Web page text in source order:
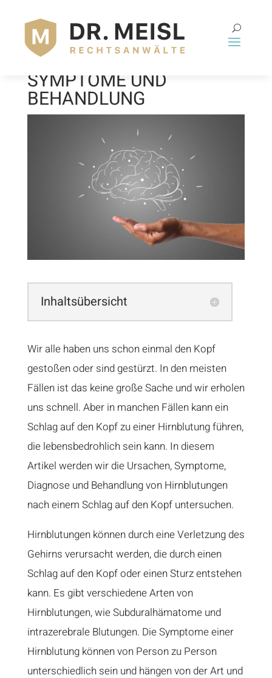
SCHLAG AUF DEN KOPF
HIRNBLUTUNG:
SYMPTOME UND
BEHANDLUNG
Inhaltsübersicht
Wir alle haben uns schon einmal den Kopf
gestoßen oder sind gestürzt. In den meisten
Fällen ist das keine große Sache und wir erholen
uns schnell. Aber in manchen Fällen kann ein
Schlag auf den Kopf zu einer Hirnblutung führen,
die lebensbedrohlich sein kann. In diesem
Artikel werden wir die Ursachen, Symptome,
Diagnose und Behandlung von Hirnblutungen
nach einem Schlag auf den Kopf untersuchen.
Hirnblutungen können durch eine Verletzung des
Gehirns verursacht werden, die durch einen
Schlag auf den Kopf oder einen Sturz entstehen
kann. Es gibt verschiedene Arten von
Hirnblutungen, wie Subduralhämatome und
intrazerebrale Blutungen. Die Symptome einer
Hirnblutung können von Person zu Person
unterschiedlich sein und hängen von der Art und